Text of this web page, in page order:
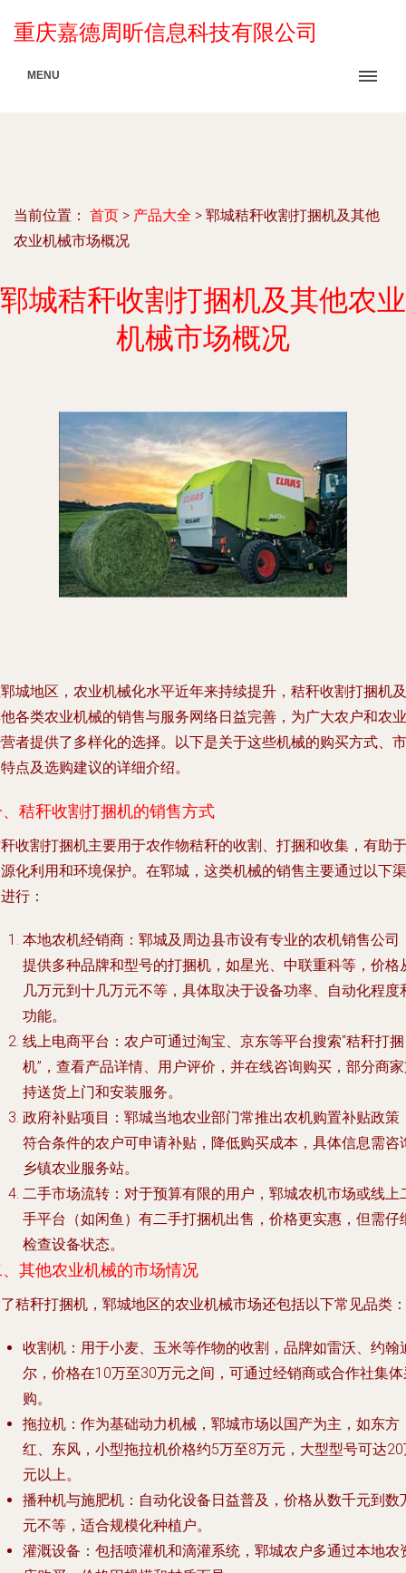
重庆嘉德周昕信息科技有限公司
MENU
当前位置： 首页 > 产品大全 > 郓城秸秆收割打捆机及其他
农业机械市场概况
郓城秸秆收割打捆机及其他农业
机械市场概况
城地区，农业机械化水平近年来持续提升，秸秆收割打捆机及
各类农业机械的销售与服务网络日益完善，为广大农户和农业
者提供了多样化的选择。以下是关于这些机械的购买方式、市
点及选购建议的详细介绍。
秸秆收割打捆机的销售方式
收割打捆机主要用于农作物秸秆的收割、打捆和收集，有助于
化利用和环境保护。在郓城，这类机械的销售主要通过以下渠
行：
本地农机经销商 ：郓城及周边县市设有专业的农机销售公司
提供多种品牌和型号的打捆机，如星光、中联重科等，价格
几万元到十几万元不等，具体取决于设备功率、自动化程度
功能。
线上电商平台 ：农户可通过淘宝、京东等平台搜索“秸秆打捆
机”，查看产品详情、用户评价，并在线咨询购买，部分商
持送货上门和安装服务。
政府补贴项目 ：郓城当地农业部门常推出农机购置补贴政策
符合条件的农户可申请补贴，降低购买成本，具体信息需咨
乡镇农业服务站。
二手市场流转 ：对于预算有限的用户，郓城农机市场或线上
手平台（如闲鱼）有二手打捆机出售，价格更实惠，但需仔
检查设备状态。
其他农业机械的市场情况
秸秆打捆机，郓城地区的农业机械市场还包括以下常见品类：
收割机 ：用于小麦、玉米等作物的收割，品牌如雷沃、约翰
尔，价格在10万至30万元之间，可通过经销商或合作社集
购。
拖拉机 ：作为基础动力机械，郓城市场以国产为主，如东方
红、东风，小型拖拉机价格约5万至8万元，大型型号可达
元以上。
播种机与施肥机 ：自动化设备日益普及，价格从数千元到数
元不等，适合规模化种植户。
灌溉设备 ：包括喷灌机和滴灌系统，郓城农户多通过本地农